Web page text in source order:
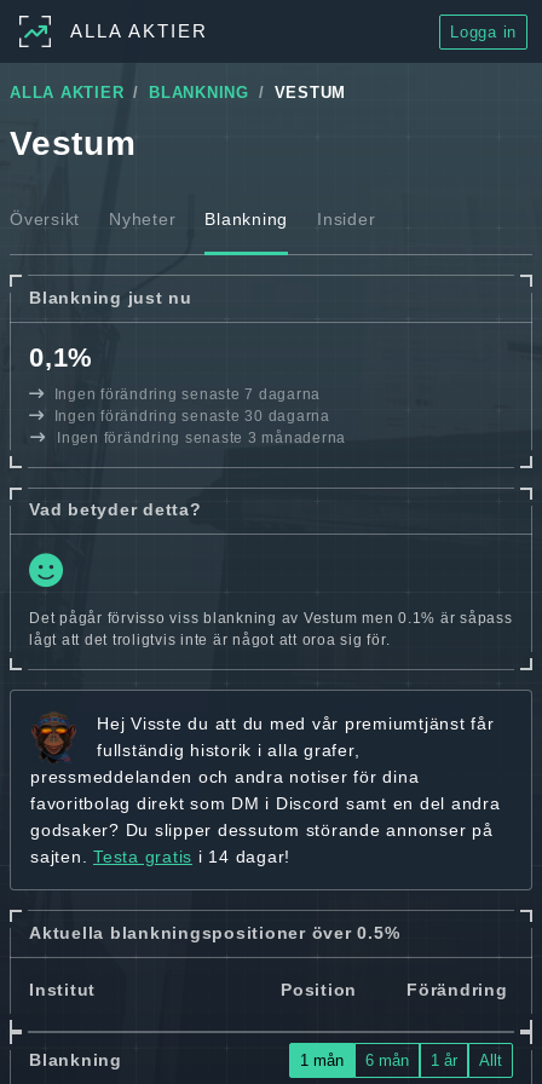
ALLA AKTIER Logga in
ALLA AKTIER BLANKNING VESTUM
Vestum
Översikt Nyheter Blankning Insider
Blankning just nu
0,1%
Ingen förändring senaste 7 dagarna
Ingen förändring senaste 30 dagarna
Ingen förändring senaste 3 månaderna
Vad betyder detta?
Det pågår förvisso viss blankning av Vestum men 0.1% är såpass
lågt att det troligtvis inte är något att oroa sig för.
Hej Visste du att du med vår premiumtjänst får
fullständig historik i alla grafer,
pressmeddelanden och andra notiser för dina
favoritbolag direkt som DM i Discord samt en del andra
godsaker? Du slipper dessutom störande annonser på
sajten. Testa gratis i 14 dagar!
Aktuella blankningspositioner över 0.5%
Institut Position Förändring
Blankning 1 mån 6 mån 1 år Allt